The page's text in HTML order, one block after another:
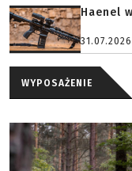
Haenel
31.07.2026
WYPOSAŻENIE